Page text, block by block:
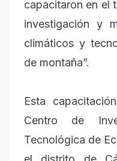
capacitaron en el
investigación y
climáticos y
de montaña”.
Esta
Centro de
Tecnológica de